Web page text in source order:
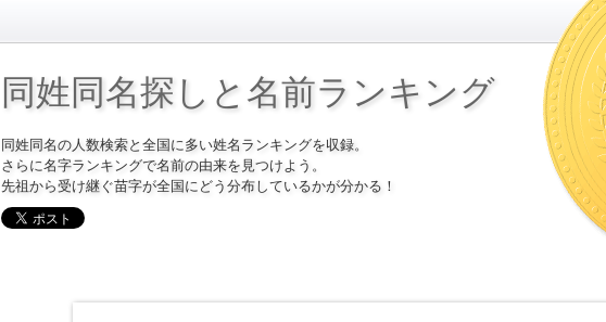
同姓同名探しと名前ランキング
同姓同名の人数検索と全国に多い姓名ランキングを収録。
さらに名字ランキングで名前の由来を見つけよう。
先祖から受け継ぐ苗字が全国にどう分布しているかが分かる！